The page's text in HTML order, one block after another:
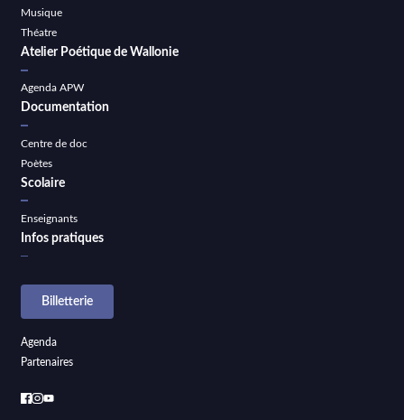
Musique
Théatre
Atelier Poétique de Wallonie
Agenda APW
Documentation
Centre de doc
Poètes
Scolaire
Enseignants
Infos pratiques
Billetterie
Agenda
Partenaires